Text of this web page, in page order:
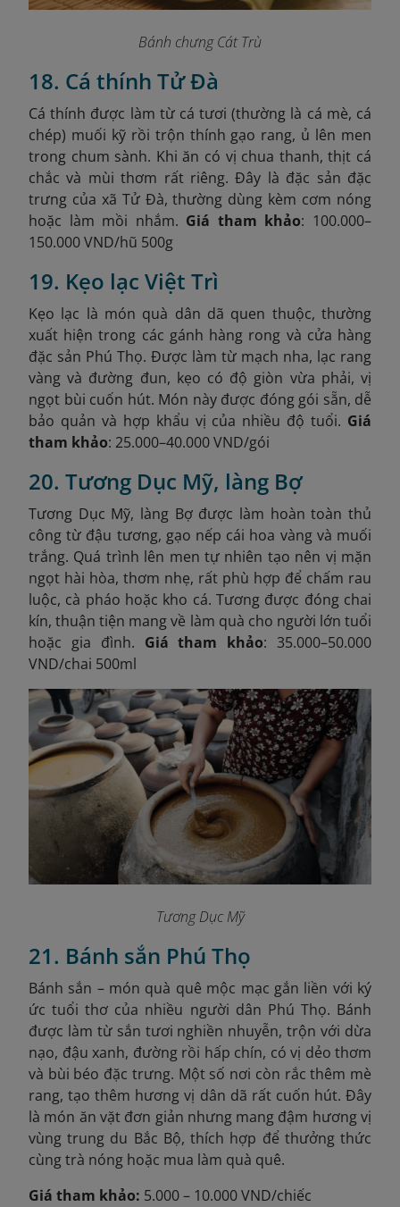
Bánh chưng Cát Trù
18. Cá thính Tử Đà
Cá thính được làm từ cá tươi (thường là cá mè, cá
chép) muối kỹ rồi trộn thính gạo rang, ủ lên men
trong chum sành. Khi ăn có vị chua thanh, thịt cá
chắc và mùi thơm rất riêng. Đây là đặc sản đặc
trưng của xã Tử Đà, thường dùng kèm cơm nóng
hoặc làm mồi nhắm. Giá tham khảo: 100.000–
150.000 VND/hũ 500g
19. Kẹo lạc Việt Trì
Kẹo lạc là món quà dân dã quen thuộc, thường
xuất hiện trong các gánh hàng rong và cửa hàng
đặc sản Phú Thọ. Được làm từ mạch nha, lạc rang
vàng và đường đun, kẹo có độ giòn vừa phải, vị
ngọt bùi cuốn hút. Món này được đóng gói sẵn, dễ
bảo quản và hợp khẩu vị của nhiều độ tuổi. Giá
tham khảo: 25.000–40.000 VND/gói
20. Tương Dục Mỹ, làng Bợ
Tương Dục Mỹ, làng Bợ được làm hoàn toàn thủ
công từ đậu tương, gạo nếp cái hoa vàng và muối
trắng. Quá trình lên men tự nhiên tạo nên vị mặn
ngọt hài hòa, thơm nhẹ, rất phù hợp để chấm rau
luộc, cà pháo hoặc kho cá. Tương được đóng chai
kín, thuận tiện mang về làm quà cho người lớn tuổi
hoặc gia đình. Giá tham khảo: 35.000–50.000
VND/chai 500ml
Tương Dục Mỹ
21. Bánh sắn Phú Thọ
Bánh sắn – món quà quê mộc mạc gắn liền với ký
ức tuổi thơ của nhiều người dân Phú Thọ. Bánh
được làm từ sắn tươi nghiền nhuyễn, trộn với dừa
nạo, đậu xanh, đường rồi hấp chín, có vị dẻo thơm
và bùi béo đặc trưng. Một số nơi còn rắc thêm mè
rang, tạo thêm hương vị dân dã rất cuốn hút. Đây
là món ăn vặt đơn giản nhưng mang đậm hương vị
vùng trung du Bắc Bộ, thích hợp để thưởng thức
cùng trà nóng hoặc mua làm quà quê.
Giá tham khảo: 5.000 – 10.000 VND/chiếc